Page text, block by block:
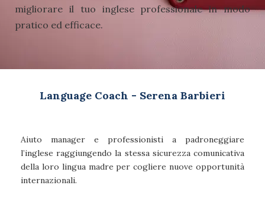
migliorare il tuo inglese professionale in modo
pratico ed efficace.
Language Coach - Serena Barbieri
Aiuto manager e professionisti a padroneggiare
l’inglese raggiungendo la stessa sicurezza comunicativa
della loro lingua madre per cogliere nuove opportunità
internazionali.